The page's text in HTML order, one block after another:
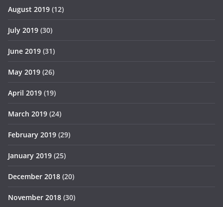
August 2019 (12)
July 2019 (30)
June 2019 (31)
May 2019 (26)
April 2019 (19)
March 2019 (24)
February 2019 (29)
January 2019 (25)
December 2018 (20)
November 2018 (30)